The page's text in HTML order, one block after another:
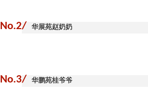
No.2/ 华展苑赵奶奶
No.3/ 华鹏苑桂爷爷